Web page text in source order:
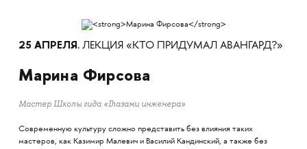
25 АПРЕЛЯ. ЛЕКЦИЯ «КТО ПРИДУМАЛ АВАНГАРД?»
Марина Фирсова
Мастер Школы гида «Глазами инженера»
Современную культуру сложно представить без влияния таких
мастеров, как Казимир Малевич и Василий Кандинский, а также без